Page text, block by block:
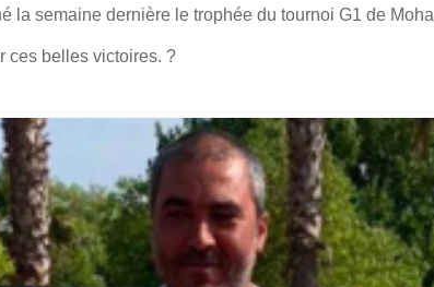
la semaine dernière le trophée du tournoi G1 de
ces belles victoires. ?